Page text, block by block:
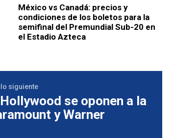
México vs Canadá: precios y
condiciones de los boletos para la
semifinal del Premundial Sub-20 en
el Estadio Azteca
siguiente
se oponen a la
y Warner